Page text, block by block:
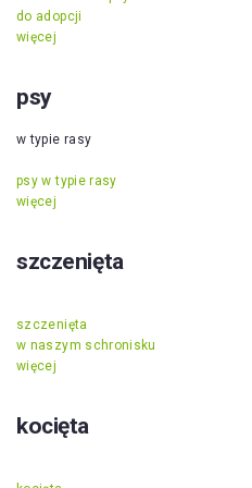
do adopcji
więcej
psy
w typie rasy
psy w typie rasy
więcej
szczenięta
szczenięta
w naszym schronisku
więcej
kocięta